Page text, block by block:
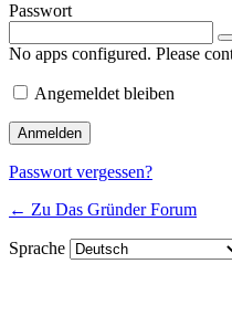
Passwort
No apps configured. Please
Angemeldet bleiben
Passwort vergessen?
← Zu Das Gründer Forum
Sprache